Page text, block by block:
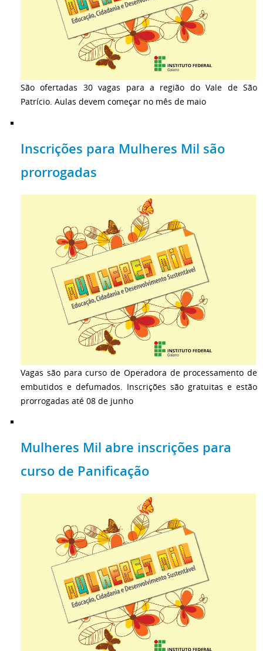
São ofertadas 30 vagas para a região do Vale de São
Patrício. Aulas devem começar no mês de maio
Inscrições para Mulheres Mil são
prorrogadas
Vagas são para curso de Operadora de processamento de
embutidos e defumados. Inscrições são gratuitas e estão
prorrogadas até 08 de junho
Mulheres Mil abre inscrições para
curso de Panificação